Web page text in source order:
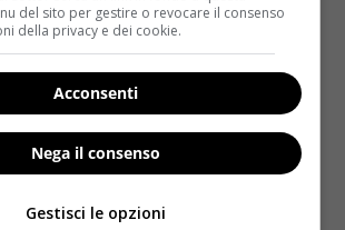
la libertà e molte meno
del sito per gestire o revocare il consenso
della privacy e dei cookie.
Acconsenti
Nega il consenso
Gestisci le opzioni